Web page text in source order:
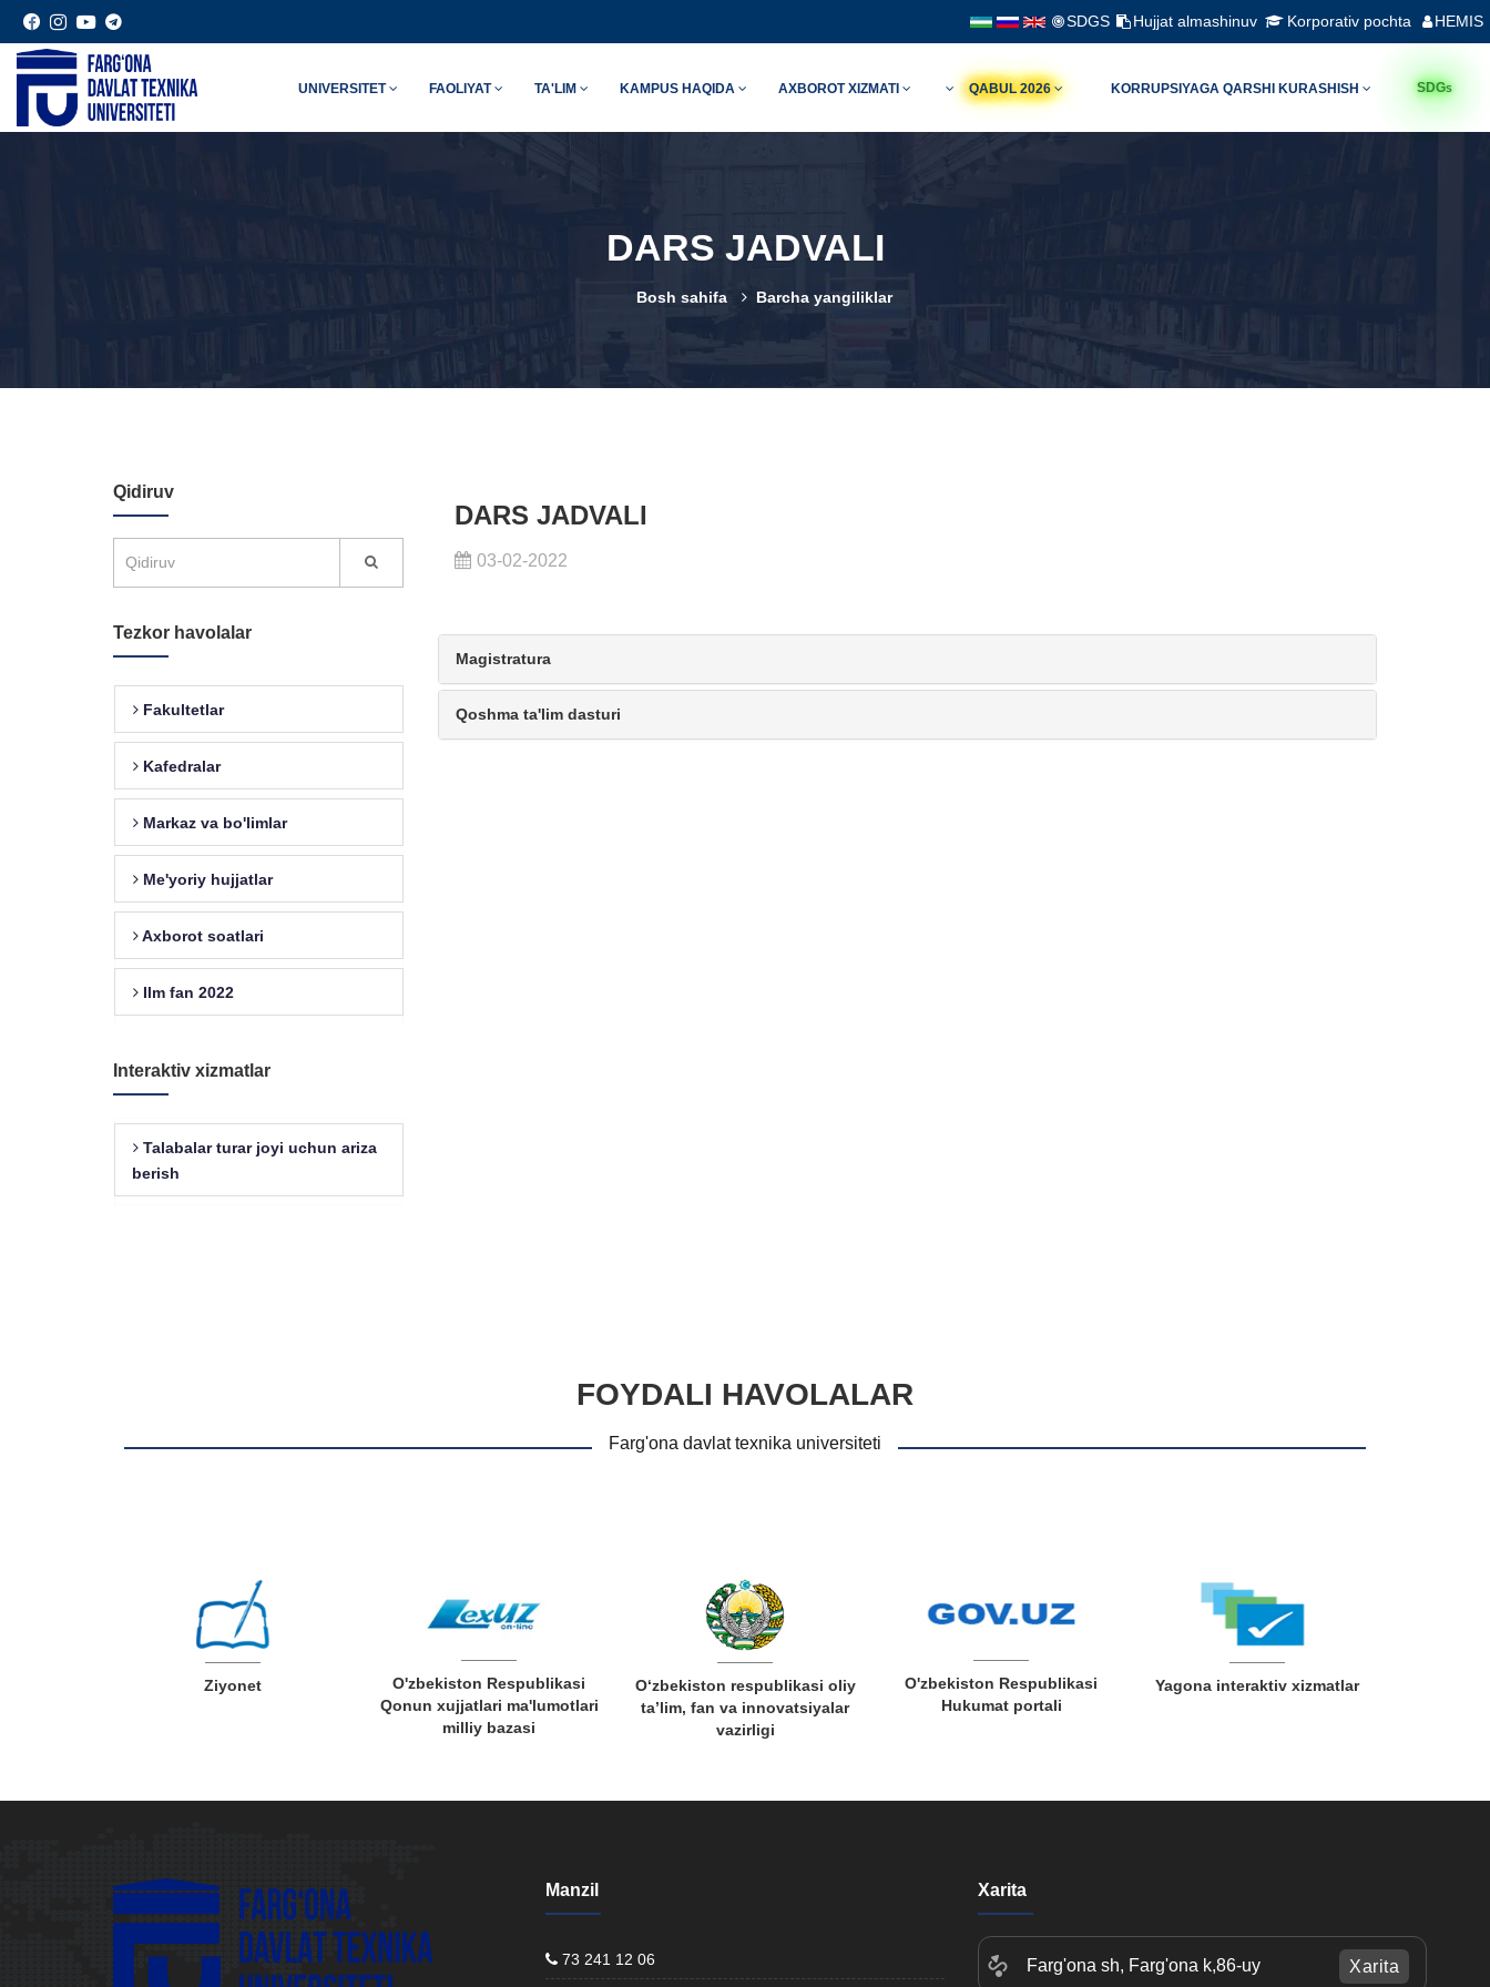
SDGS Hujjat almashinuv Korporativ pochta HEMIS
UNIVERSITET FAOLIYAT TA'LIM KAMPUS HAQIDA AXBOROT XIZMATI QABUL 2026 KORRUPSIYAGA QARSHI KURASHISH SDGs
DARS JADVALI
Bosh sahifa Barcha yangiliklar
DARS JADVALI
03-02-2022
Magistratura
Qoshma ta'lim dasturi
Qidiruv
Tezkor havolalar
Fakultetlar
Kafedralar
Markaz va bo'limlar
Me'yoriy hujjatlar
Axborot soatlari
Ilm fan 2022
Interaktiv xizmatlar
Talabalar turar joyi uchun ariza
berish
FOYDALI HAVOLALAR
Farg'ona davlat texnika universiteti
Ziyonet
O'zbekiston Respublikasi
Qonun xujjatlari ma'lumotlari
milliy bazasi
O‘zbekiston respublikasi oliy
ta’lim, fan va innovatsiyalar
vazirligi
O'zbekiston Respublikasi
Hukumat portali
Yagona interaktiv xizmatlar
Manzil
73 241 12 06
Xarita
Farg'ona sh, Farg'ona k,86-uy Xarita